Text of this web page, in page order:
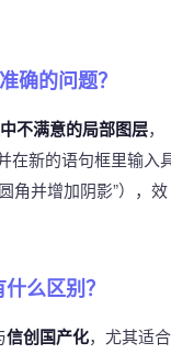
确的问题？
不满意的局部图层，
在新的语句框里输入
角并增加阴影”），效
么区别？
信创国产化，尤其适合